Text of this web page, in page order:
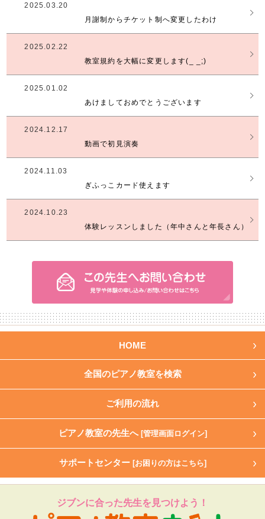
2025.03.20
月謝制からチケット制へ変更したわけ
2025.02.22
教室規約を大幅に変更します(_ _;)
2025.01.02
あけましておめでとうございます
2024.12.17
動画で初見演奏
2024.11.03
ぎふっこカード使えます
2024.10.23
体験レッスンしました（年中さんと年長さん）
HOME
全国のピアノ教室を検索
ご利用の流れ
ピアノ教室の先生へ [管理画面ログイン]
サポートセンター [お困りの方はこちら]
ジブンに合った先生を見つけよう！